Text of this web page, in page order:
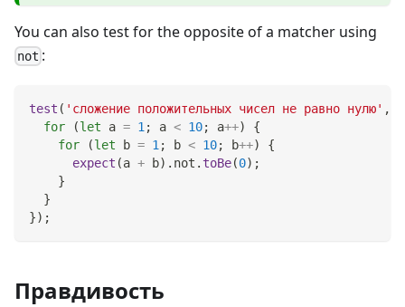
You can also test for the opposite of a matcher using
not :
test ( 'сложение положительных чисел не равно нулю' ,
for
(let a = 1 ; a < 10; a++)
{
for
(let b = 1 ; b < 10; b++)
{
expect (a + b) . not . toBe(0) ;
}
}
}) ;
Правдивость